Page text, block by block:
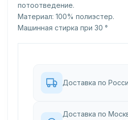
потоотведение.
Материал: 100% полиэстер.
Машинная стирка при 30 °
Доставка по
Доставка по